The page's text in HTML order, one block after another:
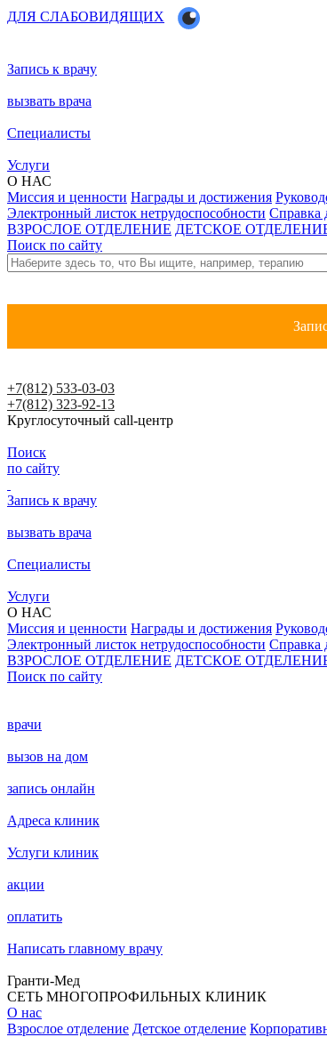
ДЛЯ СЛАБОВИДЯЩИХ
Запись к врачу
вызвать врача
Специалисты
Услуги
О НАС
Миссия и ценности Награды и достижения
Электронный листок нетрудоспособности Справка
ВЗРОСЛОЕ ОТДЕЛЕНИЕ ДЕТСКОЕ
Поиск по сайту
+7(812) 533-03-03
+7(812) 323-92-13
Круглосуточный call-центр
Поиск
по сайту
Запись к врачу
вызвать врача
Специалисты
Услуги
О НАС
Миссия и ценности Награды и достижения
Электронный листок нетрудоспособности Справка
ВЗРОСЛОЕ ОТДЕЛЕНИЕ ДЕТСКОЕ
Поиск по сайту
врачи
вызов на дом
запись онлайн
Адреса клиник
Услуги клиник
акции
оплатить
Написать главному врачу
Гранти-Мед
СЕТЬ МНОГОПРОФИЛЬНЫХ КЛИНИК
О нас
Взрослое отделение Детское отделение